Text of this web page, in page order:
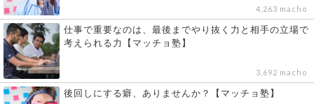
4,263 macho
仕事で重要なのは、最後までやり抜く力と相手の立場で
考えられる力【マッチョ塾】
3,692 macho
後回しにする癖、ありませんか？【マッチョ塾】